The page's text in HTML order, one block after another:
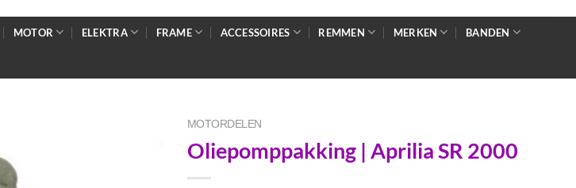
MOTOR ELEKTRA FRAME ACCESSOIRES REMMEN MERKEN BANDEN
MOTORDELEN
Oliepomppakking | Aprilia SR 2000